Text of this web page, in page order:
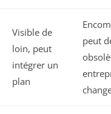
Visible de
loin, peut
intégrer un
plan
peut